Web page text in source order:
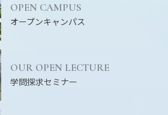
8507
キャンパスマップ
保護者の方へ
Facebook
OPEN CAMPUS
オープンキャンパス
OUR OPEN LECTURE
学問探求セミナー